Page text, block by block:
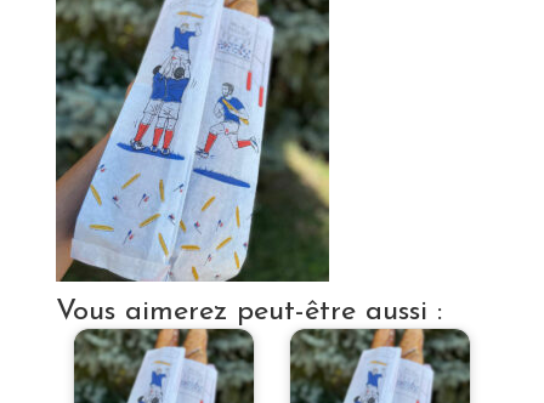
Vous aimerez peut-être aussi :